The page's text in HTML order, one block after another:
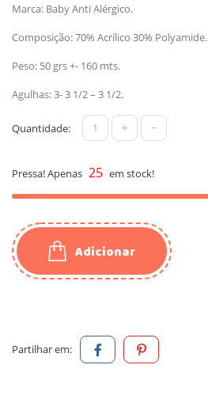
Marca: Baby Anti Alérgico.
Composição: 70% Acrílico 30% Polyamide.
Peso: 50 grs +- 160 mts.
Agulhas: 3- 3 1/2 – 3 1/2.
Quantidade: + -
Pressa! Apenas 25 em stock!
Adicionar
Partilhar em: